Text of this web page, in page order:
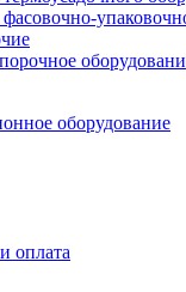
оборудование
оплата